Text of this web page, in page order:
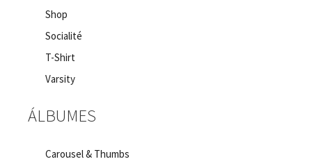
Shop
Socialité
T-Shirt
Varsity
ÁLBUMES
Carousel & Thumbs